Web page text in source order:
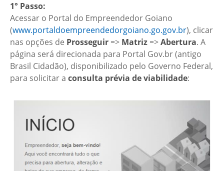
1° Passo:
Acessar o Portal do Empreendedor Goiano
(www.portaldoempreendedorgoiano.go.gov.br), clicar
nas opções de Prosseguir => Matriz =>Abertura. A
página será direcionada para Portal Gov.br (antigo
Brasil Cidadão), disponibilizado pelo Governo Federal,
para solicitar a consulta prévia de viabilidade: